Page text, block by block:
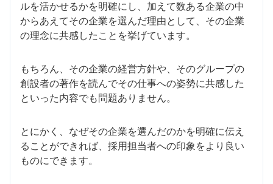
ルを活かせるかを明確にし、加えて数ある企業の中
からあえてその企業を選んだ理由として、その企業
の理念に共感したことを挙げています。
もちろん、その企業の経営方針や、そのグループの
創設者の著作を読んでその仕事への姿勢に共感した
といった内容でも問題ありません。
とにかく、なぜその企業を選んだのかを明確に伝え
ることができれば、採用担当者への印象をより良い
ものにできます。